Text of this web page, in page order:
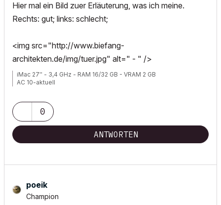
Hier mal ein Bild zuer Erläuterung, was ich meine.
Rechts: gut; links: schlecht;
<img src="http://www.biefang-
architekten.de/img/tuer.jpg" alt=" - " />
iMac 27'' - 3,4 GHz - RAM 16/32 GB - VRAM 2 GB
AC 10-aktuell
0
ANTWORTEN
poeik
Champion